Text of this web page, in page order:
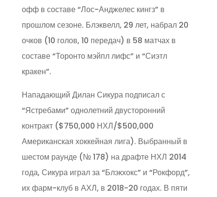
офф в составе “Лос-Анджелес кингз” в
прошлом сезоне. Блэквелл, 29 лет, набрал 20
очков (10 голов, 10 передач) в 58 матчах в
составе “Торонто мэйпл лифс” и “Сиэтл
кракен”.
Нападающий Дилан Сикура подписал с
“Ястребами” однолетний двусторонний
контракт ($750,000 НХЛ/$500,000
Американская хоккейная лига). Выбранный в
шестом раунде (№ 178) на драфте НХЛ 2014
года, Сикура играл за “Блэкхокс” и “Рокфорд”,
их фарм-клуб в АХЛ, в 2018-20 годах. В пяти